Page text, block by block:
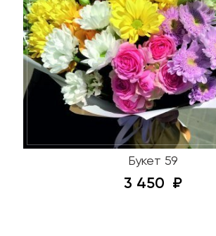
Букет 59
3 450